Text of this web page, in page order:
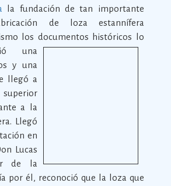
la fundación de tan importante
de loza estannífera
los documentos históricos lo
una
y una
llegó a
a la
Llegó
en
Lucas
de la
por él, reconoció que la loza que